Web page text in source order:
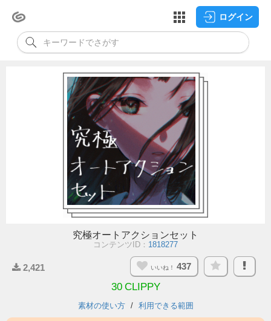
ログイン
究極オートアクションセット
コンテンツID： 1818277
2,421 いいね！ 437
30 CLIPPY
素材の使い方 利用できる範囲